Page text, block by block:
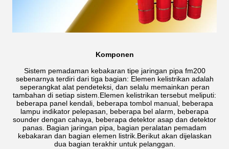
Komponen
Sistem pemadaman kebakaran tipe jaringan pipa fm200
sebenarnya terdiri dari tiga bagian: Elemen kelistrikan adalah
seperangkat alat pendeteksi, dan selalu memainkan peran
tambahan di setiap sistem.Elemen kelistrikan tersebut meliputi:
beberapa panel kendali, beberapa tombol manual, beberapa
lampu indikator pelepasan, beberapa bel alarm, beberapa
sounder dengan cahaya, beberapa detektor asap dan detektor
panas. Bagian jaringan pipa, bagian peralatan pemadam
kebakaran dan bagian elemen listrik.Berikut akan dijelaskan
dua bagian terakhir untuk pelanggan.